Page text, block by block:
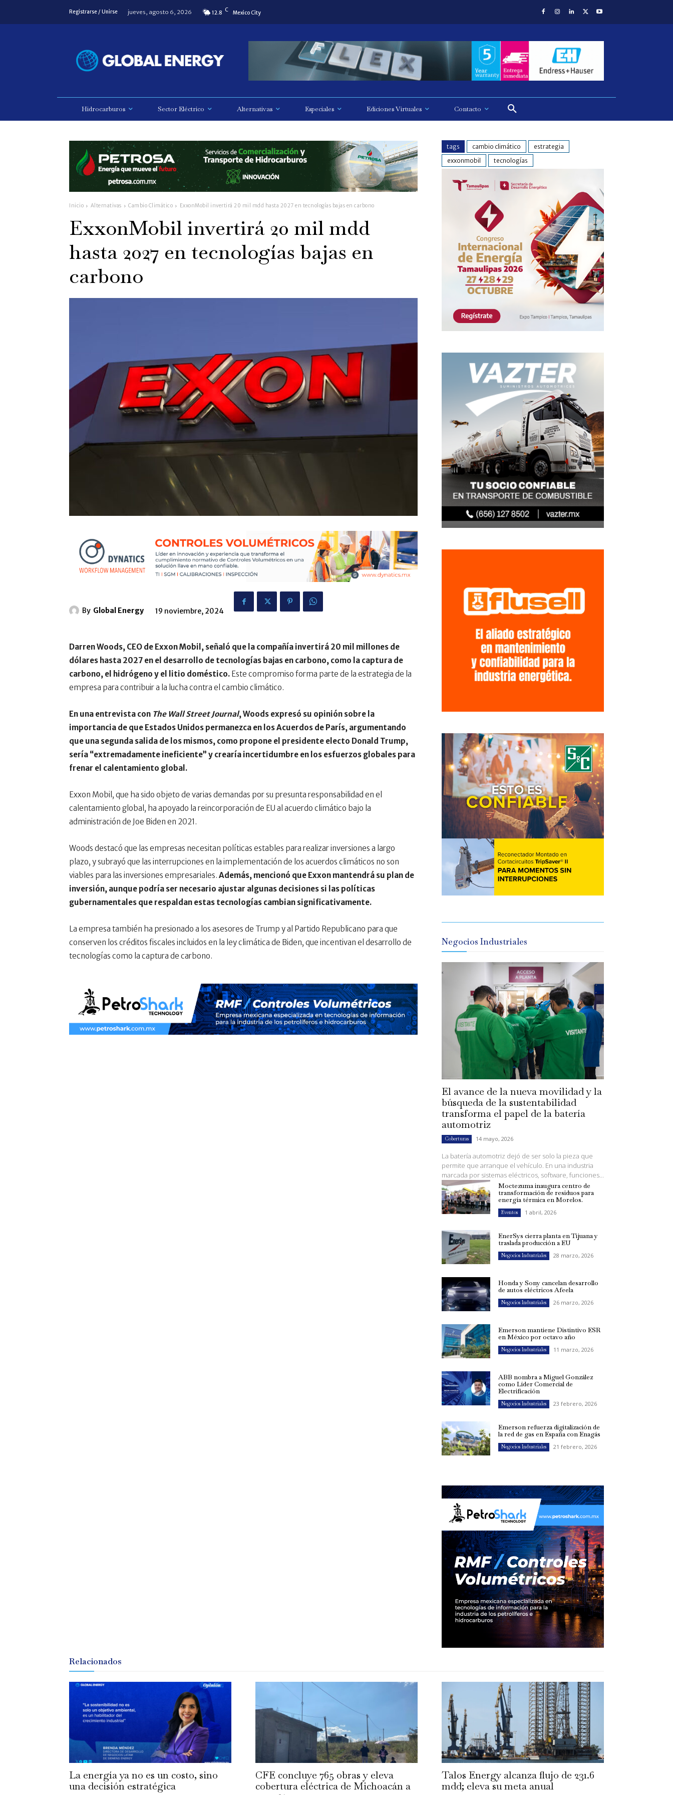
Registrarse / Unirse jueves, agosto 6, 2026 12.8 C Mexico City
Hidrocarburos Sector Eléctrico Alternativas Especiales Ediciones Virtuales Contacto
Inicio Alternativas Cambio Climático ExxonMobil invertirá 20 mil mdd hasta 2027 en tecnologías bajas en carbono
ExxonMobil invertirá 20 mil mdd
hasta 2027 en tecnologías bajas en
carbono
By Global Energy 19 noviembre, 2024
Darren Woods, CEO de Exxon Mobil, señaló que la compañía invertirá 20 mil millones de
dólares hasta 2027 en el desarrollo de tecnologías bajas en carbono, como la captura de
carbono, el hidrógeno y el litio doméstico. Este compromiso forma parte de la estrategia de la
empresa para contribuir a la lucha contra el cambio climático.
En una entrevista con The Wall Street Journal, Woods expresó su opinión sobre la
importancia de que Estados Unidos permanezca en los Acuerdos de París, argumentando
que una segunda salida de los mismos, como propone el presidente electo Donald Trump,
sería “extremadamente ineficiente” y crearía incertidumbre en los esfuerzos globales para
frenar el calentamiento global.
Exxon Mobil, que ha sido objeto de varias demandas por su presunta responsabilidad en el
calentamiento global, ha apoyado la reincorporación de EU al acuerdo climático bajo la
administración de Joe Biden en 2021.
Woods destacó que las empresas necesitan políticas estables para realizar inversiones a largo
plazo, y subrayó que las interrupciones en la implementación de los acuerdos climáticos no son
viables para las inversiones empresariales. Además, mencionó que Exxon mantendrá su plan de
inversión, aunque podría ser necesario ajustar algunas decisiones si las políticas
gubernamentales que respaldan estas tecnologías cambian significativamente.
La empresa también ha presionado a los asesores de Trump y al Partido Republicano para que
conserven los créditos fiscales incluidos en la ley climática de Biden, que incentivan el desarrollo de
tecnologías como la captura de carbono.
tags cambio climático
estrategia
exxonmobil
tecnologías
Negocios Industriales
El avance de la nueva movilidad y la
búsqueda de la sustentabilidad
transforma el papel de la batería
automotriz
Coberturas 14 mayo, 2026
La batería automotriz dejó de ser solo la pieza que
permite que arranque el vehículo. En una industria
marcada por sistemas eléctricos, software, funciones...
Moctezuma inaugura centro de
transformación de residuos para
energía térmica en Morelos.
Eventos 1 abril, 2026
EnerSys cierra planta en Tijuana y
traslada producción a EU
Negocios Industriales 28 marzo, 2026
Honda y Sony cancelan desarrollo
de autos eléctricos Afeela
Negocios Industriales 26 marzo, 2026
Emerson mantiene Distintivo ESR
en México por octavo año
Negocios Industriales 11 marzo, 2026
ABB nombra a Miguel González
como Líder Comercial de
Electrificación
Negocios Industriales 23 febrero, 2026
Emerson refuerza digitalización de
la red de gas en España con Enagás
Negocios Industriales 21 febrero, 2026
Relacionados
La energía ya no es un costo, sino
una decisión estratégica
CFE concluye 765 obras y eleva
cobertura eléctrica de Michoacán a
Talos Energy alcanza flujo de 231.6
mdd; eleva su meta anual